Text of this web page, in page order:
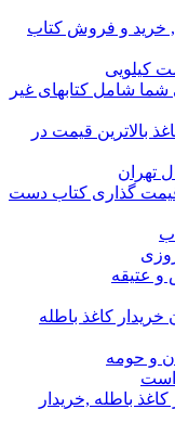
خرید و فروش کتاب
کیلویی
شامل کتابهای غیر
بالاترین قیمت در
تهران
گذاری کتاب دست
عتیقه
کاغذ باطله
و حومه
است
باطله ,خریدار